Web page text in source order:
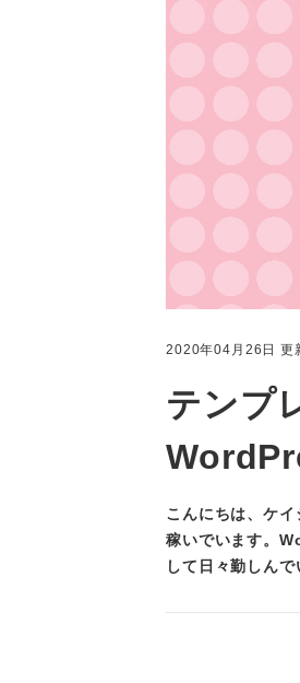
2020年04月26日 更
テンプ
こんにちは、ケ
稼いでいます。
して日々勤しん